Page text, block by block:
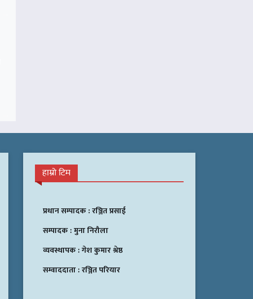
हाम्रो टिम
प्रधान सम्पादक :रञ्जित प्रसाई
सम्पादक :मुना निरौला
व्यवस्थापक :गेश कुमार श्रेष्ठ
सम्वाददाता :रञ्जित परियार